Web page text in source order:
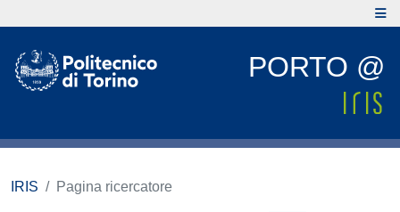
PORTO @
IRIS Pagina ricercatore